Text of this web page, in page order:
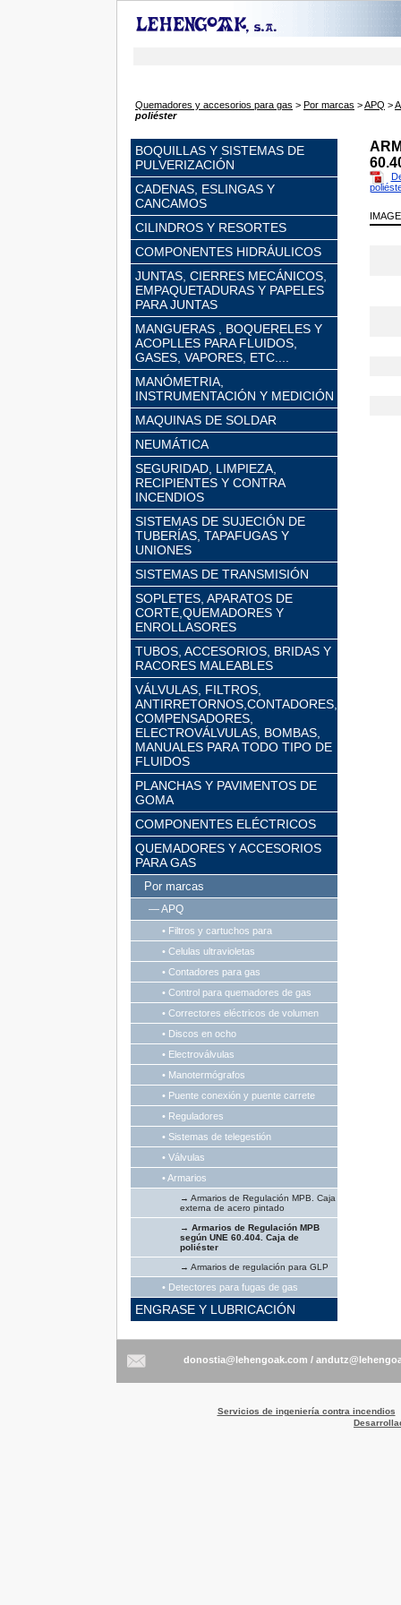
Quemadores y accesorios para gas > Por marcas >APQ >
poliéster
BOQUILLAS Y SISTEMAS DE
PULVERIZACIÓN
CADENAS, ESLINGAS Y
CANCAMOS
CILINDROS Y RESORTES
COMPONENTES HIDRÁULICOS
JUNTAS, CIERRES MECÁNICOS,
EMPAQUETADURAS Y PAPELES
PARA JUNTAS
MANGUERAS , BOQUERELES Y
ACOPLLES PARA FLUIDOS,
GASES, VAPORES, ETC....
MANÓMETRIA,
INSTRUMENTACIÓN Y MEDICIÓN
MAQUINAS DE SOLDAR
NEUMÁTICA
SEGURIDAD, LIMPIEZA,
RECIPIENTES Y CONTRA
INCENDIOS
SISTEMAS DE SUJECIÓN DE
TUBERÍAS, TAPAFUGAS Y
UNIONES
SISTEMAS DE TRANSMISIÓN
SOPLETES, APARATOS DE
CORTE,QUEMADORES Y
ENROLLASORES
TUBOS, ACCESORIOS, BRIDAS Y
RACORES MALEABLES
VÁLVULAS, FILTROS,
ANTIRRETORNOS,CONTADORES,
COMPENSADORES,
ELECTROVÁLVULAS, BOMBAS,
MANUALES PARA TODO TIPO DE
FLUIDOS
PLANCHAS Y PAVIMENTOS DE
GOMA
COMPONENTES ELÉCTRICOS
QUEMADORES Y ACCESORIOS
PARA GAS
Por marcas
— APQ
• Filtros y cartuchos para
• Celulas ultravioletas
• Contadores para gas
• Control para quemadores de gas
• Correctores eléctricos de volumen
• Discos en ocho
• Electroválvulas
• Manotermógrafos
• Puente conexión y puente carrete
• Reguladores
• Sistemas de telegestión
• Válvulas
• Armarios
→ Armarios de Regulación MPB. Caja
externa de acero pintado
→ Armarios de Regulación MPB
según UNE 60.404. Caja de
poliéster
→ Armarios de regulación para GLP
• Detectores para fugas de gas
ENGRASE Y LUBRICACIÓN
/
Servicios de ingeniería contra incendios